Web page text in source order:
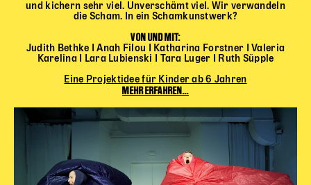
und kichern sehr viel. Unverschämt viel. Wir verwandeln
die Scham. In ein Schamkunstwerk?
VON UND MIT:
Judith Bethke I Anah Filou I Katharina Forstner I Valeria
Karelina I Lara Lubienski I Tara Luger I Ruth Süpple
Eine Projektidee für Kinder ab 6 Jahren
MEHR ERFAHREN...